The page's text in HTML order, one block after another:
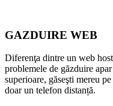
GAZDUIRE WEB
Diferenţa dintre un web
problemele de găzduire
superioare, găseşti mereu
doar un telefon distanță.